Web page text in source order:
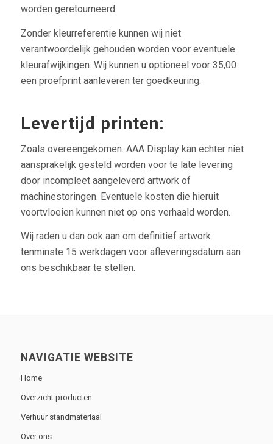
worden geretourneerd.
Zonder kleurreferentie kunnen wij niet
verantwoordelijk gehouden worden voor eventuele
kleurafwijkingen. Wij kunnen u optioneel voor 35,00
een proefprint aanleveren ter goedkeuring.
Levertijd printen:
Zoals overeengekomen. AAA Display kan echter niet
aansprakelijk gesteld worden voor te late levering
door incompleet aangeleverd artwork of
machinestoringen. Eventuele kosten die hieruit
voortvloeien kunnen niet op ons verhaald worden.
Wij raden u dan ook aan om definitief artwork
tenminste 15 werkdagen voor afleveringsdatum aan
ons beschikbaar te stellen.
NAVIGATIE WEBSITE
Home
Overzicht producten
Verhuur standmateriaal
Over ons